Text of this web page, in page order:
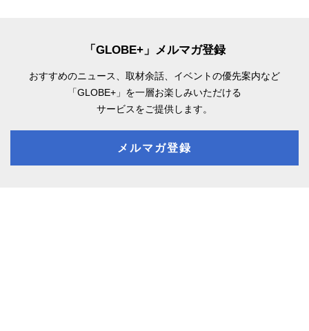
「GLOBE+」メルマガ登録
おすすめのニュース、取材余話、 イベントの優先案内など
「GLOBE+」を一層お楽しみいただける
サービスをご提供します。
メルマガ登録